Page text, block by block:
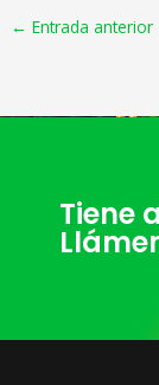
← Entrada anterior
Tiene